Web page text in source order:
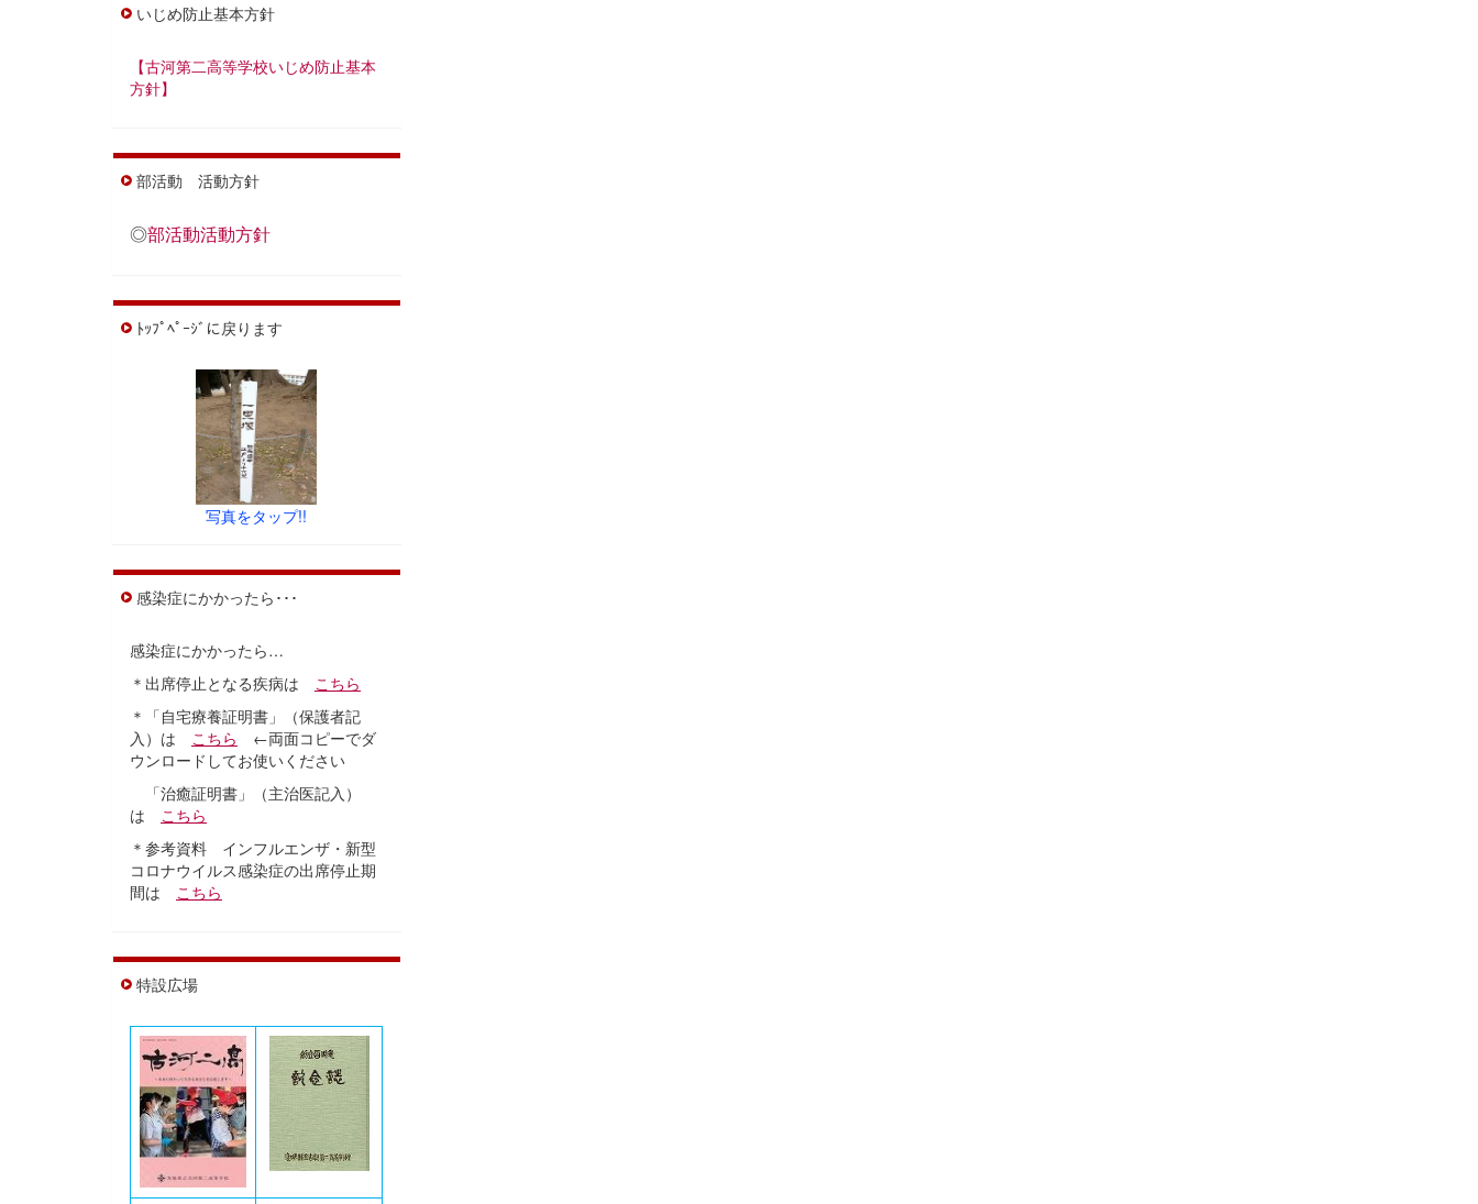
いじめ防止基本方針
【古河第二高等学校いじめ防止基本
方針】
部活動 活動方針
◎部活動活動方針
ﾄｯﾌﾟﾍﾟｰｼﾞに戻ります
写真をタップ!!
感染症にかかったら･･･
感染症にかかったら…
＊出席停止となる疾病は こちら
＊「自宅療養証明書」（保護者記
入）は こちら ←両面コピーでダ
ウンロードしてお使いください
「治癒証明書」（主治医記入）
は こちら
＊参考資料 インフルエンザ・新型
コロナウイルス感染症の出席停止期
間は こちら
特設広場